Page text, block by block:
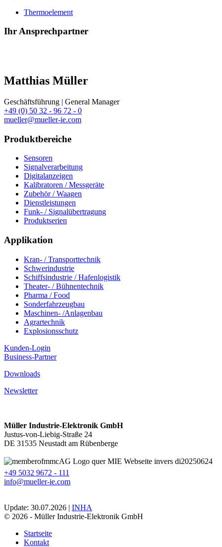
Thermoelement
Ihr Ansprechpartner
Matthias Müller
Geschäftsführung | General Manager
+49 (0) 50 32 - 96 72 - 0
mueller@mueller-ie.com
Produktbereiche
Sensoren
Signalverarbeitung
Digitalanzeigen
Kalibratoren / Messgeräte
Zubehör / Waagen
Dienstleistungen
Funk- / Signalübertragung
Produktserien
Applikation
Kran- / Transporttechnik
Schwerindustrie
Schiffsindustrie / Hafenlogistik
Theater- / Bühnentechnik
Pharma / Food
Sonderfahrzeugbau
Maschinen- /Anlagenbau
Agrartechnik
Explosionsschutz
Kunden-Login
Business-Partner
Downloads
Newsletter
Müller Industrie-Elektronik GmbH
Justus-von-Liebig-Straße 24
DE 31535 Neustadt am Rübenberge
+49 5032 9672 - 111
info@mueller-ie.com
Update: 30.07.2026 | INHA
© 2026 - Müller Industrie-Elektronik GmbH
Startseite
Kontakt